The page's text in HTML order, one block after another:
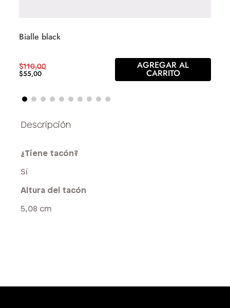
Bialle black
$110,00
$55,00
AGREGAR AL
CARRITO
¿Tiene tacón?
Sí
Altura del tacón
5,08 cm